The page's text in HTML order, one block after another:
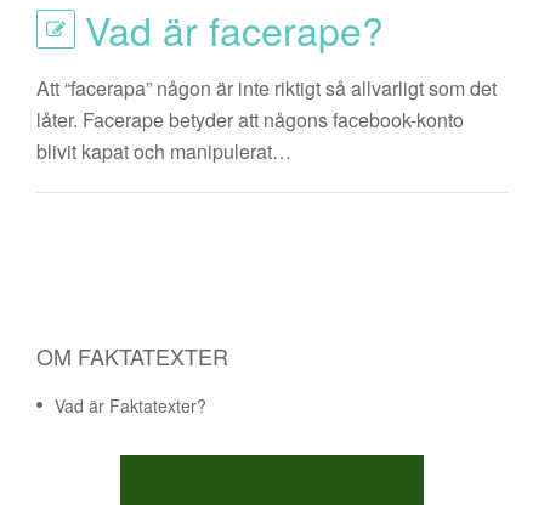
Vad är facerape?
Att “facerapa” någon är inte riktigt så allvarligt som det
låter. Facerape betyder att någons facebook-konto
blivit kapat och manipulerat…
OM FAKTATEXTER
Vad är Faktatexter?